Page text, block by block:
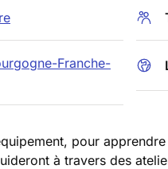
Franche-
pour
à travers des